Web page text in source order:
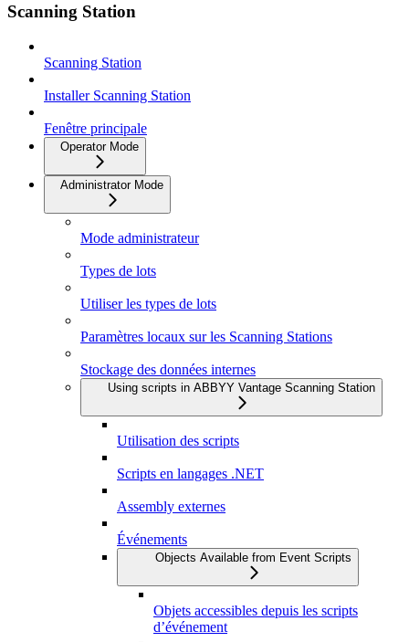
Scanning Station
Scanning Station
Installer Scanning Station
Fenêtre principale
Operator Mode
Administrator Mode
Mode administrateur
Types de lots
Utiliser les types de lots
Paramètres locaux sur les Scanning Stations
Stockage des données internes
Using scripts in ABBYY Vantage Scanning Station
Utilisation des scripts
Scripts en langages .NET
Assembly externes
Événements
Objects Available from Event Scripts
Objets accessibles depuis les scripts
d’événement